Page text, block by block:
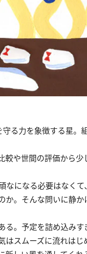
る力を象徴する星。
や世間の評価から少
になる必要はなくて
か。そんな問いに静か
。予定を詰め込みす
スムーズに流れはじ